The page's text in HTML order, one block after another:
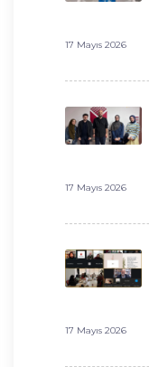
17 Mayıs 2026
17 Mayıs 2026
17 Mayıs 2026